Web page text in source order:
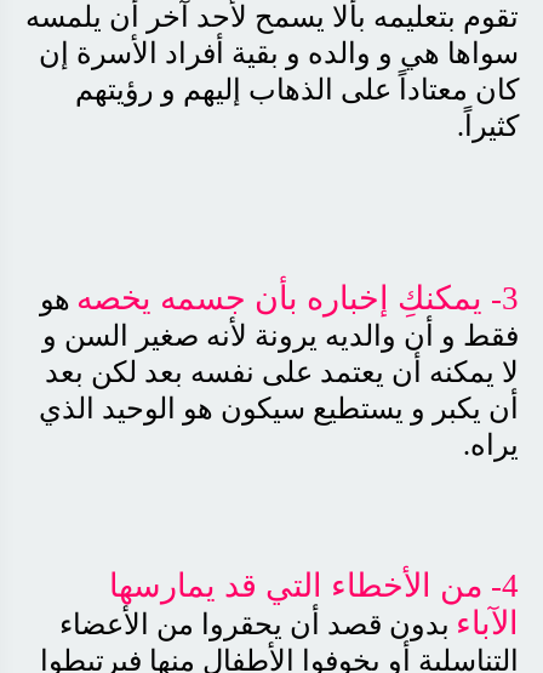
تقوم بتعليمه بألا يسمح لأحد آخر أن يلمسه
سواها هي و والده و بقية أفراد الأسرة إن
كان معتاداً على الذهاب إليهم و رؤيتهم
كثيراً .
3- يمكنكِ إخباره بأن جسمه يخصه
هو
فقط و أن والديه يرونة لأنه صغير السن و
لا يمكنه أن يعتمد على نفسه بعد لكن بعد
أن يكبر و يستطيع سيكون هو الوحيد الذي
يراه.
4- من الأخطاء التي قد يمارسها
الآباء بدون قصد أن يحقروا من الأعضاء
التناسلية أو يخوفوا الأطفال منها فيرتبطوا